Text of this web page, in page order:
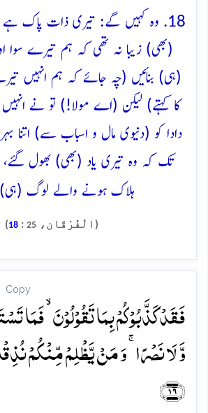
18. وہ کہیں گے: تیری ذات پاک ہے
(بھی) زیبا نہ تھی کہ ہم تیرے سوا
(ہی) بنائیں (چہ جائے کہ ہم انہیں
کا کہتے) لیکن (اے مولا!) تو نے
دادا کو (دنیوی مال و اسباب سے) اتنا
تک کہ وہ تیری یاد (بھی) بھول
ہلاک ہونے والے لوگ
(الْفُرْقَان، 25
:
18
)
Copy
فَقَدۡ کَذَّبُوۡکُمۡ بِمَا تَقُوۡلُوۡنَ ۙ فَمَا
وَّ لَا نَصۡرًا ۚ وَ مَنۡ یَّظۡلِمۡ مِّنۡکُمۡ
﴿۱۹﴾